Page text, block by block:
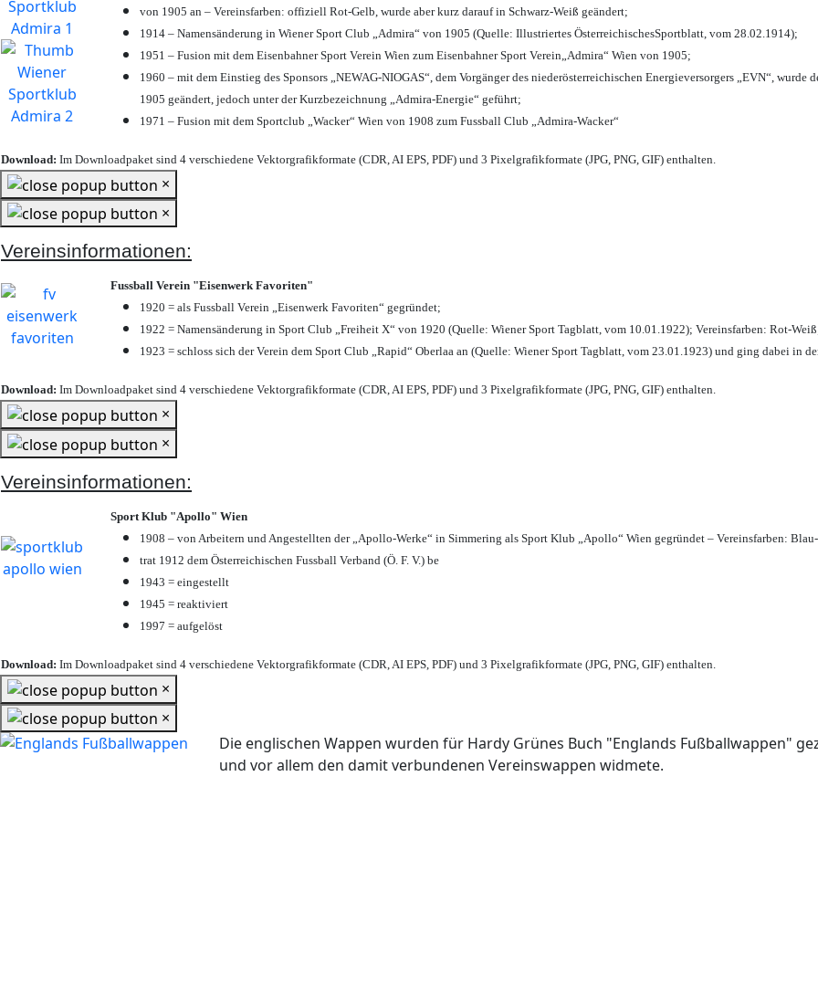
von 1905 an – Vereinsfarben: offiziell Rot-Gelb, wurde aber kurz darauf in Schwarz-Weiß geändert;
1914 – Namensänderung in Wiener Sport Club „Admira“ von 1905 (Quelle: Illustriertes ÖsterreichischesSportblatt, vom 28.02.1914);
1951 – Fusion mit dem Eisenbahner Sport Verein Wien zum Eisenbahner Sport Verein„Admira“ Wien von 1905;
1960 – mit dem Einstieg des Sponsors „NEWAG-NIOGAS“, dem Vorgänger des niederösterreichischen Energieversorgers „EVN“,
1905 geändert, jedoch unter der Kurzbezeichnung „Admira-Energie“ geführt;
1971 – Fusion mit dem Sportclub „Wacker“ Wien von 1908 zum Fussball Club „Admira-Wacker“
Download: Im Downloadpaket sind 4 verschiedene Vektorgrafikformate (CDR, AI EPS, PDF) und 3 Pixelgrafikformate (JPG, PNG, GIF) enthalten.
×
×
Vereinsinformationen:
Fussball Verein "Eisenwerk Favoriten"
1920 = als Fussball Verein „Eisenwerk Favoriten“ gegründet;
1922 = Namensänderung in Sport Club „Freiheit X“ von 1920 (Quelle: Wiener Sport Tagblatt, vom 10.01.1922); Vereinsfarben: Rot-
1923 = schloss sich der Verein dem Sport Club „Rapid“ Oberlaa an (Quelle: Wiener Sport Tagblatt, vom 23.01.1923) und ging dabei in
Download: Im Downloadpaket sind 4 verschiedene Vektorgrafikformate (CDR, AI EPS, PDF) und 3 Pixelgrafikformate (JPG, PNG, GIF) enthalten.
×
×
Vereinsinformationen:
Sport Klub "Apollo" Wien
1908 – von Arbeitern und Angestellten der „Apollo-Werke“ in Simmering als Sport Klub „Apollo“ Wien gegründet – Vereinsfarben:
trat 1912 dem Österreichischen Fussball Verband (Ö. F. V.) be
1943 = eingestellt
1945 = reaktiviert
1997 = aufgelöst
Download: Im Downloadpaket sind 4 verschiedene Vektorgrafikformate (CDR, AI EPS, PDF) und 3 Pixelgrafikformate (JPG, PNG, GIF) enthalten.
×
×
Die englischen Wappen wurden für Hardy Grünes Buch "Englands Fußballwappen"
und vor allem den damit verbundenen Vereinswappen widmete.